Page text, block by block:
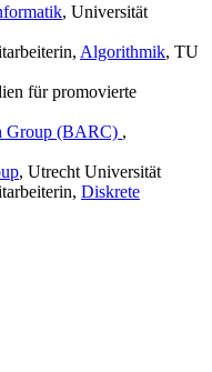
, Universität
Algorithmik, TU
für promovierte
Group (BARC) ,
, Utrecht Universität
Diskrete